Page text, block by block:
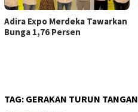
Adira Expo Merdeka Tawarkan
Bunga 1,76 Persen
TAG: GERAKAN TURUN TANGAN